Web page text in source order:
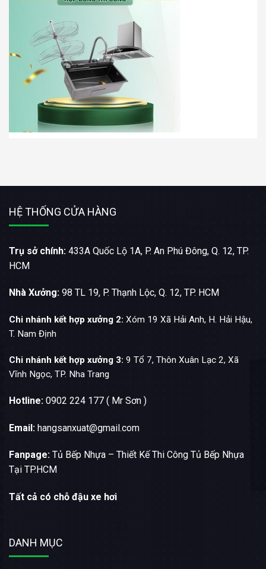
HỆ THỐNG CỬA HÀNG
Trụ sở chính: 433A Quốc Lộ 1A, P. An Phú Đông, Q. 12, TP.
HCM
Nhà Xưởng: 98 TL 19, P. Thạnh Lộc, Q. 12, TP. HCM
Chi nhánh kết hợp xưởng 2: Xóm 19 Xã Hải Anh, H. Hải Hậu,
T. Nam Định
Chi nhánh kết hợp xưởng 3: 9 Tổ 7, Thôn Xuân Lạc 2, Xã
Vĩnh Ngọc, TP. Nha Trang
Hotline: 0902 224 177 ( Mr Sơn )
Email: hangsanxuat@gmail.com
Fanpage: Tủ Bếp Nhựa – Thiết Kế Thi Công Tủ Bếp Nhựa
Tại TP.HCM
Tất cả có chỗ đậu xe hơi
DANH MỤC